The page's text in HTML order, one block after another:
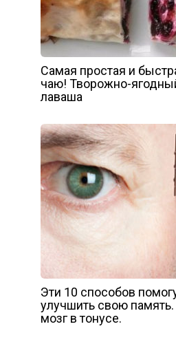
Самая простая и
чаю! Творожно-
лаваша
Эти 10 способов
улучшить свою
мозг в тонусе.